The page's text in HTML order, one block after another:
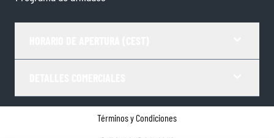
Términos y Condiciones